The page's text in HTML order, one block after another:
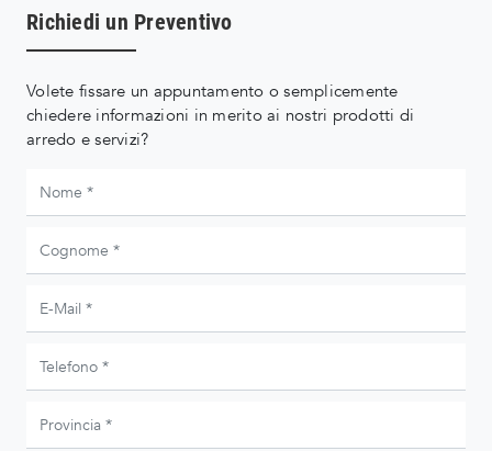
Richiedi un Preventivo
Volete fissare un appuntamento o semplicemente
chiedere informazioni in merito ai nostri prodotti di
arredo e servizi?